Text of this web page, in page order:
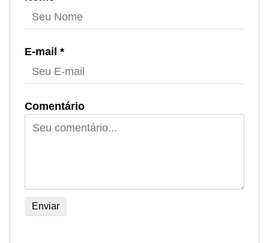
E-mail *
Comentário